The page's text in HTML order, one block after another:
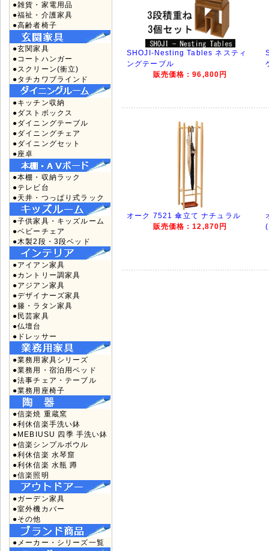
●雑貨・家電用品
●福祉・介護家具
●高齢者椅子
●玄関家具
●コートハンガー
●スクリーン(衝立)
●タチカワブラインド
●キッチン収納
●ダストボックス
●ダイニングテーブル
●ダイニングチェア
●ダイニングセット
●座卓
●本棚・収納ラック
●テレビ台
●天井・つっぱり式ラック
●子供家具・キッズルーム
●ベビーチェア
●木製2段・3段ベッド
●アイアン家具
●カントリー調家具
●アジアン家具
●デザイナーズ家具
●籐・ラタン家具
●民芸家具
●仏壇台
●ドレッサー
●業務用家具シリーズ
●業務用・宿泊用ベッド
●法事チェア・テーブル
●業務用座椅子
●信楽焼 重蔵窯
●利休信楽手洗い鉢
●MEBIUSU 四季 手洗い鉢
●信楽シンプルボウル
●利休信楽 水琴窟
●利休信楽 水瓶 蹲
●信楽照明
●ガーデン家具
●室外機カバー
●その他
●メーカー・シリーズ一覧
SHOJI-Nesting Tables ネスティ
ングテーブル
販売価格：96,800円
オーク 7521 傘立て ナチュラル
販売価格：12,870円